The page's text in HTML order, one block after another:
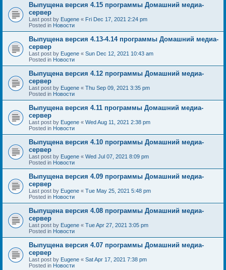
Выпущена версия 4.15 программы Домашний медиа-
сервер
Last post by Eugene « Fri Dec 17, 2021 2:24 pm
Posted in Новости
Выпущена версия 4.13-4.14 программы Домашний медиа-
сервер
Last post by Eugene « Sun Dec 12, 2021 10:43 am
Posted in Новости
Выпущена версия 4.12 программы Домашний медиа-
сервер
Last post by Eugene « Thu Sep 09, 2021 3:35 pm
Posted in Новости
Выпущена версия 4.11 программы Домашний медиа-
сервер
Last post by Eugene « Wed Aug 11, 2021 2:38 pm
Posted in Новости
Выпущена версия 4.10 программы Домашний медиа-
сервер
Last post by Eugene « Wed Jul 07, 2021 8:09 pm
Posted in Новости
Выпущена версия 4.09 программы Домашний медиа-
сервер
Last post by Eugene « Tue May 25, 2021 5:48 pm
Posted in Новости
Выпущена версия 4.08 программы Домашний медиа-
сервер
Last post by Eugene « Tue Apr 27, 2021 3:05 pm
Posted in Новости
Выпущена версия 4.07 программы Домашний медиа-
сервер
Last post by Eugene « Sat Apr 17, 2021 7:38 pm
Posted in Новости